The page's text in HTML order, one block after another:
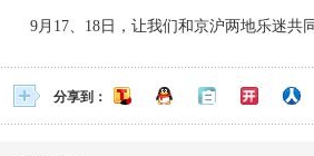
9月17、18日，让我们和京沪两地乐迷共同
分享到：